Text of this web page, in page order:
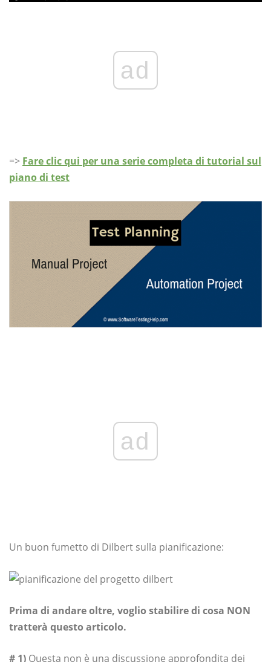
ad
=> Fare clic qui per una serie completa di tutorial sul
piano di test
ad
Un buon fumetto di Dilbert sulla pianificazione:
Prima di andare oltre, voglio stabilire di cosa NON
tratterà questo articolo.
# 1) Questa non è una discussione approfondita dei